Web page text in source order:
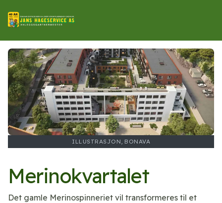
ILLUSTRASJON, BONAVA
Merinokvartalet
Det gamle Merinospinneriet vil transformeres til et